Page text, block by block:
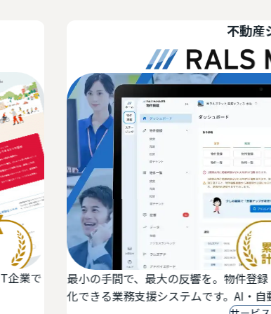
不動産システ
最小の手間で、最大の反響を。物件登録・反響
化できる業務支援システムです。AI・自動アド